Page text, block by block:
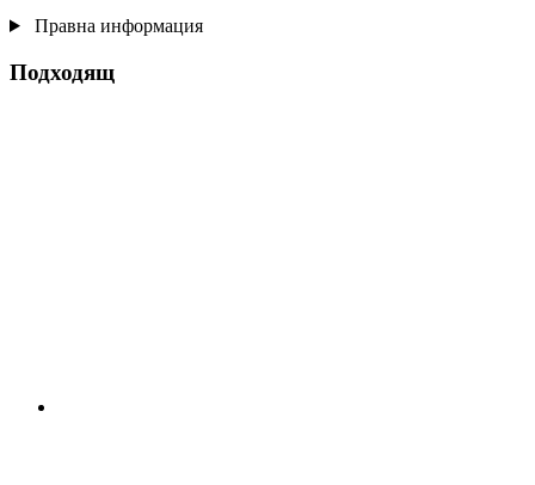
Правна информация
Подходящ